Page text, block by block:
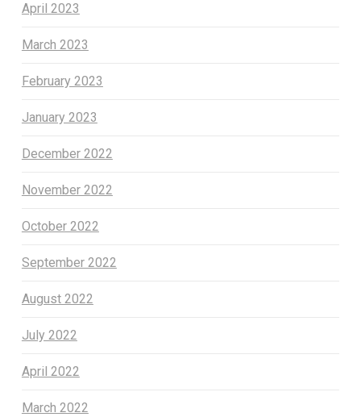
April 2023
March 2023
February 2023
January 2023
December 2022
November 2022
October 2022
September 2022
August 2022
July 2022
April 2022
March 2022